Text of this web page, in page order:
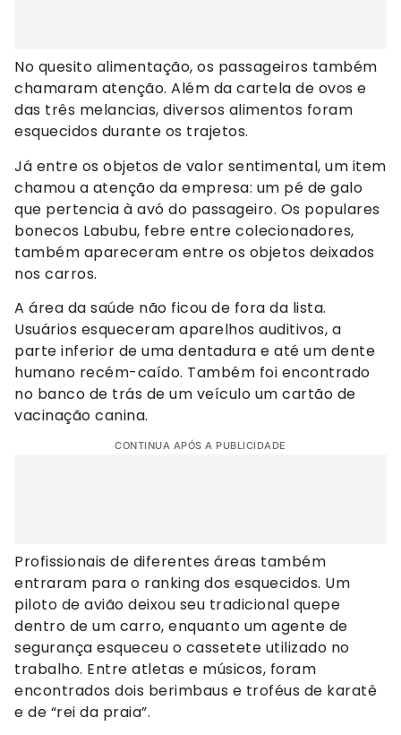
No quesito alimentação, os passageiros também
chamaram atenção. Além da cartela de ovos e
das três melancias, diversos alimentos foram
esquecidos durante os trajetos.
Já entre os objetos de valor sentimental, um item
chamou a atenção da empresa: um pé de galo
que pertencia à avó do passageiro. Os populares
bonecos Labubu, febre entre colecionadores,
também apareceram entre os objetos deixados
nos carros.
A área da saúde não ficou de fora da lista.
Usuários esqueceram aparelhos auditivos, a
parte inferior de uma dentadura e até um dente
humano recém-caído. Também foi encontrado
no banco de trás de um veículo um cartão de
vacinação canina.
CONTINUA APÓS A PUBLICIDADE
Profissionais de diferentes áreas também
entraram para o ranking dos esquecidos. Um
piloto de avião deixou seu tradicional quepe
dentro de um carro, enquanto um agente de
segurança esqueceu o cassetete utilizado no
trabalho. Entre atletas e músicos, foram
encontrados dois berimbaus e troféus de karatê
e de “rei da praia”.